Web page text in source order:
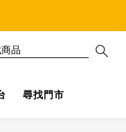
尋找門市